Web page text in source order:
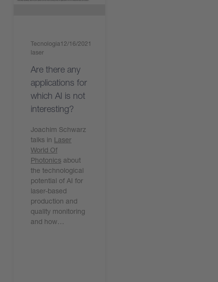
Tecnologia
laser
12/16/2021
Are there any
applications for
which AI is not
interesting?
Joachim Schwarz
talks in Laser
World Of
Photonics about
the technological
potential of AI for
laser-based
production and
quality monitoring
and how…